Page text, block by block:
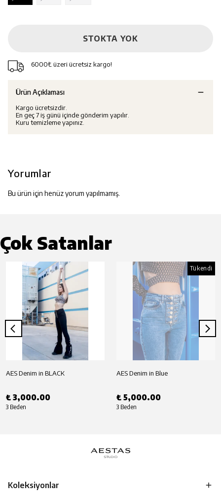
STOKTA YOK
6000₺ üzeri ücretsiz kargo!
Ürün Açıklaması
Kargo ücretsizdir.
En geç 7 iş günü içinde gönderim yapılır.
Kuru temizleme yapınız.
Yorumlar
Bu ürün için henüz yorum yapılmamış.
Çok Satanlar
AES Denim in BLACK
₺ 3,000.00
3 Beden
Tükendi
AES Denim in Blue
₺ 5,000.00
3 Beden
Koleksiyonlar